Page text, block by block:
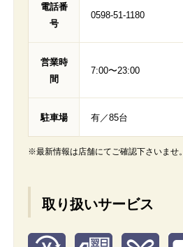
電話番
号
0598-51-1180
営業時
間
7:00〜23:00
駐車場 有／85台
※最新情報は店舗にてご確認下さいませ。
取り扱いサービス